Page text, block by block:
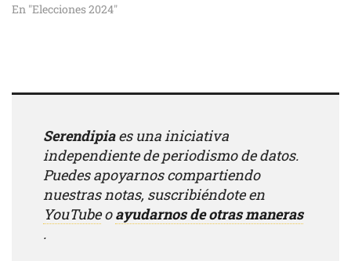
En "Elecciones 2024"
Serendipiaes una iniciativa
independiente de periodismo de datos.
Puedes apoyarnos compartiendo
nuestras notas, suscribiéndote en
YouTubeoayudarnos de otras maneras
.